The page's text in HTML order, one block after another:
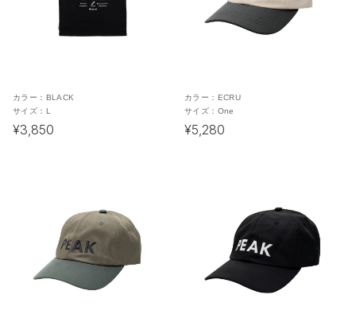
カラー： BLACK
サイズ： L
¥3,850
カラー： ECRU
サイズ： One
¥5,280